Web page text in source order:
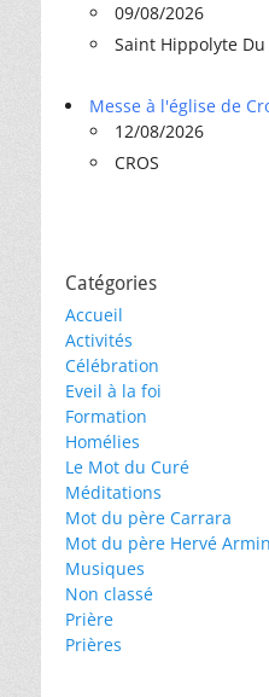
09/08/2026
Saint Hippolyte Du
Messe à l'église de
12/08/2026
CROS
Catégories
Accueil
Activités
Célébration
Eveil à la foi
Formation
Homélies
Le Mot du Curé
Méditations
Mot du père Carrara
Mot du père Hervé
Musiques
Non classé
Prière
Prières